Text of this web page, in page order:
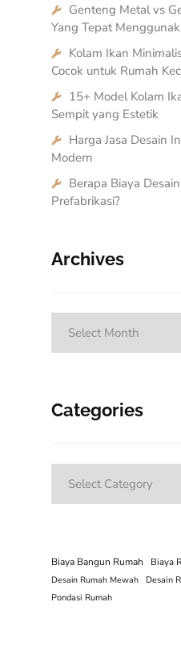
Genteng Metal vs
Yang Tepat
Kolam Ikan
Cocok untuk Rumah
15+ Model Kolam
Sempit yang Estetik
Harga Jasa Desain
Modern
Berapa Biaya
Prefabrikasi?
Archives
Categories
Biaya Bangun Rumah Biaya
Desain Rumah Mewah
Desain
Pondasi Rumah